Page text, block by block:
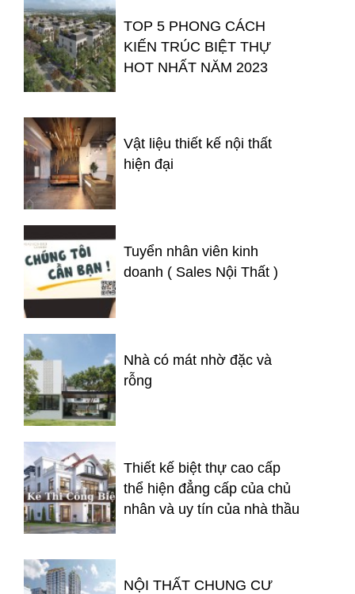
TOP 5 PHONG CÁCH
KIẾN TRÚC BIỆT THỰ
HOT NHẤT NĂM 2023
Vật liệu thiết kế nội thất
hiện đại
Tuyển nhân viên kinh
doanh ( Sales Nội Thất )
Nhà có mát nhờ đặc và
rỗng
Thiết kế biệt thự cao cấp
thể hiện đẳng cấp của chủ
nhân và uy tín của nhà thầu
NỘI THẤT CHUNG CƯ